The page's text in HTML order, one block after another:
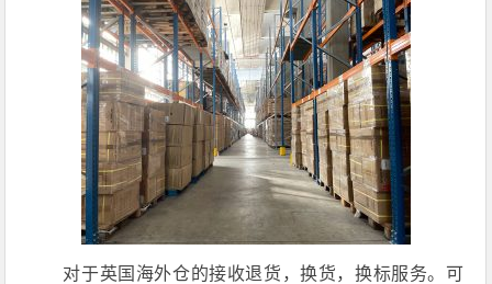
对于英国海外仓的接收退货，换货，换标服务。可